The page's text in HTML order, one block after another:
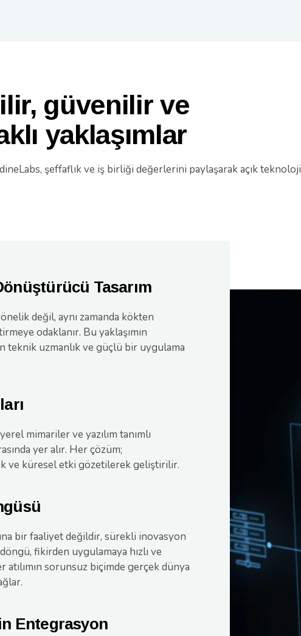
güvenilir ve
yaklaşımlar
şeffaflık ve iş birliği değerlerini paylaşarak açık teknoloji
Tasarım
değil, aynı zamanda kökten
odaklanır. Bu yaklaşımın
teknik uzmanlık ve güçlü bir uygulama
mimariler ve yazılım tanımlı
yer alır. Her çözüm;
ve küresel etki gözetilerek geliştirilir.
bir faaliyet değildir, sürekli inovasyon
fikirden uygulamaya hızlı ve
sorunsuz biçimde gerçek dünya
Entegrasyon